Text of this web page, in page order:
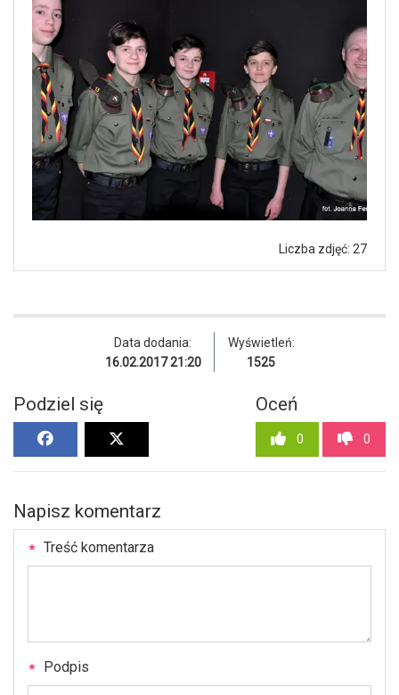
Liczba zdjęć: 27
Data dodania:
16.02.2017 21:20
Wyświetleń:
1525
Podziel się Oceń
0 0
Napisz komentarz
Treść komentarza
Podpis